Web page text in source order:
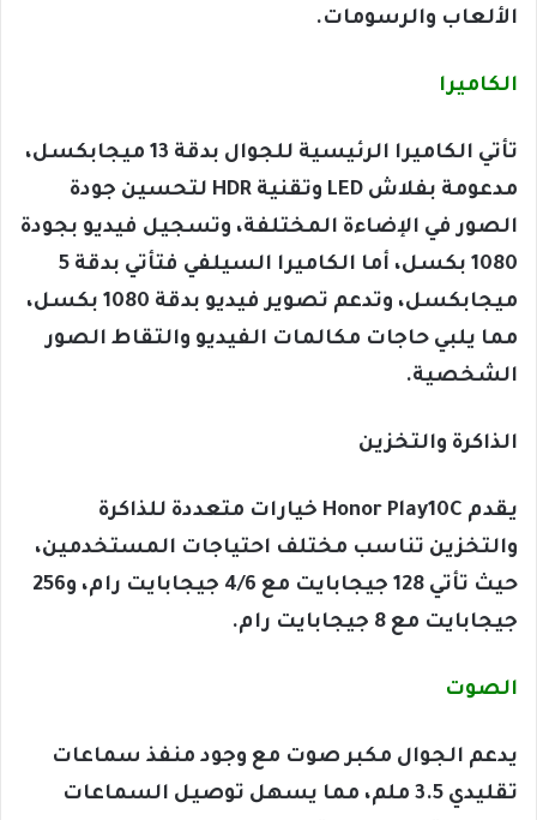
الألعاب والرسومات.
الكاميرا
تأتي الكاميرا الرئيسية للجوال بدقة 13 ميجابكسل،
مدعومة بفلاش LED وتقنية HDR لتحسين جودة
الصور في الإضاءة المختلفة، وتسجيل فيديو بجودة
1080 بكسل، أما الكاميرا السيلفي فتأتي بدقة 5
ميجابكسل، وتدعم تصوير فيديو بدقة 1080 بكسل،
مما يلبي حاجات مكالمات الفيديو والتقاط الصور
الشخصية.
الذاكرة والتخزين
يقدم Honor Play10C خيارات متعددة للذاكرة
والتخزين تناسب مختلف احتياجات المستخدمين،
حيث تأتي 128 جيجابايت مع 4/6 جيجابايت رام، و256
جيجابايت مع 8 جيجابايت رام.
الصوت
يدعم الجوال مكبر صوت مع وجود منفذ سماعات
تقليدي 3.5 ملم، مما يسهل توصيل السماعات